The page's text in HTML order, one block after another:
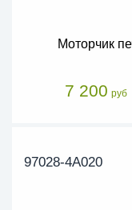
Моторчик
7 200 руб
97028-4A020